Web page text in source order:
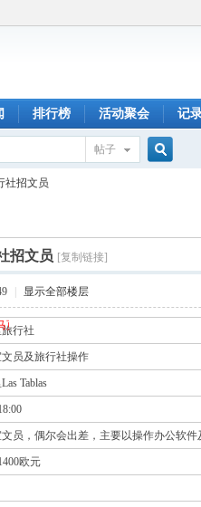
排行榜 活动聚会 记
帖子
社招文员
招文员 [复制链接]
显示全部楼层
行社
文员及旅行社操作
Tablas
文员，偶尔会出差，主要以操作办公软
欧元
(QQ空间)骗取qq密码